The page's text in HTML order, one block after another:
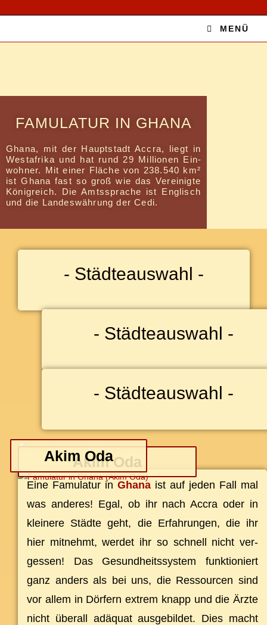
MENÜ
FAMU­LA­TUR IN GHANA
Gha­na, mit der Haupt­stadt Ac­cra, liegt in
West­afri­ka und hat rund 29 Mil­lio­nen Ein­
woh­ner. Mit ei­ner Flä­che von 238.540 km²
ist Gha­na fast so groß wie das Ver­ei­nig­te
Kö­nig­reich. Die Amts­spra­che ist Eng­lisch
und die Lan­des­wäh­rung der Cedi.
- Städ­te­aus­wahl -
- Städ­te­aus­wahl -
- Städ­te­aus­wahl -
Akim Oda
Akim Oda
Ei­ne Famu­la­tur in Gha­na ist auf je­den Fall mal
was an­de­res! Egal, ob ihr nach Ac­cra oder in
klei­ne­re Städ­te geht, die Er­fah­run­gen, die ihr
hier mit­nehmt, wer­det ihr so schnell nicht ver­
ges­sen! Das Ge­sund­heits­sys­tem funk­tio­niert
ganz an­ders als bei uns, die Res­sour­cen sind
vor al­lem in Dör­fern ex­trem knapp und die Ärz­te
nicht über­all ad­äquat aus­ge­bil­det. Dies macht